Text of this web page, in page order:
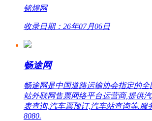
铭煌网
收录日期：26年07月06日
畅途网
畅途网是中国道路运输协会指定的
站外联网售票网络平台运营商,提供
表查询,汽车票预订,汽车站查询等.服
8080.